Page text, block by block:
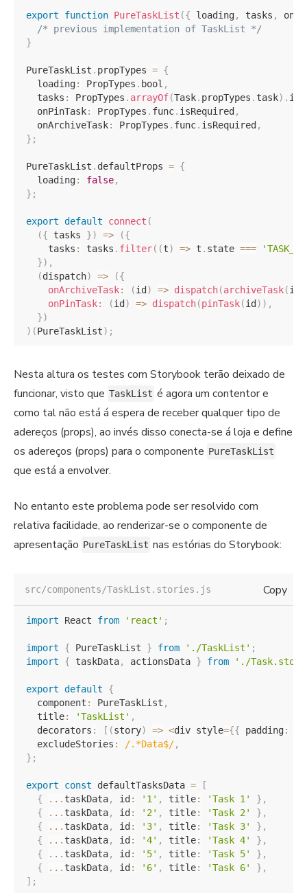
export function PureTaskList ({ loading, tasks ,
/* previous implementation of TaskList */
}
PureTaskList . propTypes = {
  loading
: PropTypes . bool ,
  tasks
: PropTypes . arrayOf(Task. propTypes . task) .
  onPinTask
: PropTypes . func. isRequired ,
  onArchiveTask
: PropTypes . func. isRequired ,
} ;
PureTaskList . defaultProps = {
  loading
: false,
} ;
export default connect (
({ tasks }) => ({
    tasks
: tasks . filter( (t) => t . state ===
}) ,
(dispatch) => ({
onArchiveTask: (id ) => dispatch(archiveTask(id
onPinTask: (id ) => dispatch(pinTask(id ) ) ,
})
) (PureTaskList) ;
Nesta altura os testes com Storybook terão deixado de
funcionar, visto que TaskList é agora um contentor e
como tal não está á espera de receber qualquer tipo de
adereços (props), ao invés disso conecta-se á loja e define
os adereços (props) para o componente PureTaskList
que está a envolver.
No entanto este problema pode ser resolvido com
relativa facilidade, ao renderizar-se o componente de
apresentação PureTaskList nas estórias do Storybook:
Copy
src/components/TaskList.stories.js
import React from 'react' ;
import { PureTaskList } from './TaskList' ;
import
{ taskData, actionsData } from './
export default
{
  component
: PureTaskList ,
  title
: 'TaskList' ,
  decorators
: [ (story) => <div style={{ padding:
  excludeStories
: /.*Data$/,
} ;
export const defaultTasksData =
[
{
... taskData, id : '1' , title: 'Task 1' } ,
{
... taskData, id : '2' , title: 'Task 2' } ,
{
... taskData, id : '3' , title: 'Task 3' } ,
{
... taskData, id : '4' , title: 'Task 4' } ,
{
... taskData, id : '5' , title: 'Task 5' } ,
{
... taskData, id : '6' , title: 'Task 6' } ,
] ;